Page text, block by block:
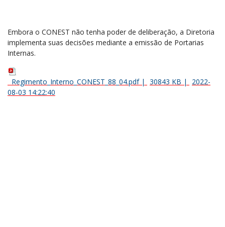
Embora o CONEST não tenha poder de deliberação, a Diretoria
implementa suas decisões mediante a emissão de Portarias
Internas.
Regimento_Interno_CONEST_88_04.pdf| 30843 KB |
2022-
08-03 14:22:40